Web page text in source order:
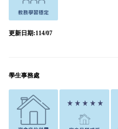
更新日期:114/07
學生事務處